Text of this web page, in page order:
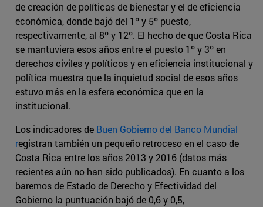
de creación de políticas de bienestar y el de eficiencia
económica, donde bajó del 1º y 5º puesto,
respectivamente, al 8º y 12º. El hecho de que Costa Rica
se mantuviera esos años entre el puesto 1º y 3º en
derechos civiles y políticos y en eficiencia institucional y
política muestra que la inquietud social de esos años
estuvo más en la esfera económica que en la
institucional.
Los indicadores de Buen Gobierno del Banco Mundial
registran también un pequeño retroceso en el caso de
Costa Rica entre los años 2013 y 2016 (datos más
recientes aún no han sido publicados). En cuanto a los
baremos de Estado de Derecho y Efectividad del
Gobierno la puntuación bajó de 0,6 y 0,5,